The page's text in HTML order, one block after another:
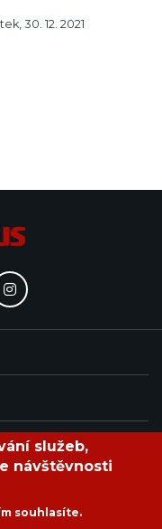
30. 12. 2021
služeb,
návštěvnosti
souhlasíte.